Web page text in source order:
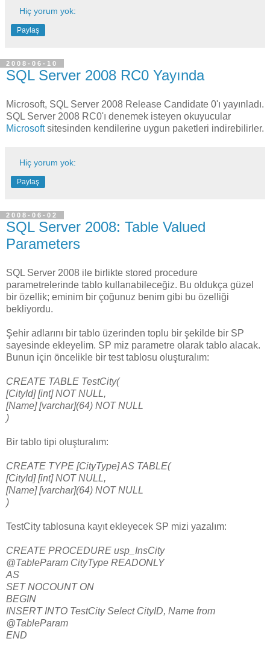
Hiç yorum yok:
Paylaş
2008-06-10
SQL Server 2008 RC0 Yayında
Microsoft, SQL Server 2008 Release Candidate 0'ı yayınladı.
SQL Server 2008 RC0'ı denemek isteyen okuyucular
Microsoftsitesinden kendilerine uygun paketleri indirebilirler.
Hiç yorum yok:
Paylaş
2008-06-02
SQL Server 2008: Table Valued
Parameters
SQL Server 2008 ile birlikte stored procedure
parametrelerinde tablo kullanabileceğiz. Bu oldukça güzel
bir özellik; eminim bir çoğunuz benim gibi bu özelliği
bekliyordu.
Şehir adlarını bir tablo üzerinden toplu bir şekilde bir SP
sayesinde ekleyelim. SP miz parametre olarak tablo alacak.
Bunun için öncelikle bir test tablosu oluşturalım:
CREATE TABLE TestCity(
[CityId] [int] NOT NULL,
[Name] [varchar](64) NOT NULL
)
Bir tablo tipi oluşturalım:
CREATE TYPE [CityType] AS TABLE(
[CityId] [int] NOT NULL,
[Name] [varchar](64) NOT NULL
)
TestCity tablosuna kayıt ekleyecek SP mizi yazalım:
CREATE PROCEDURE usp_InsCity
@TableParam CityType READONLY
AS
SET NOCOUNT ON
BEGIN
INSERT INTO TestCity Select CityID, Name from
@TableParam
END